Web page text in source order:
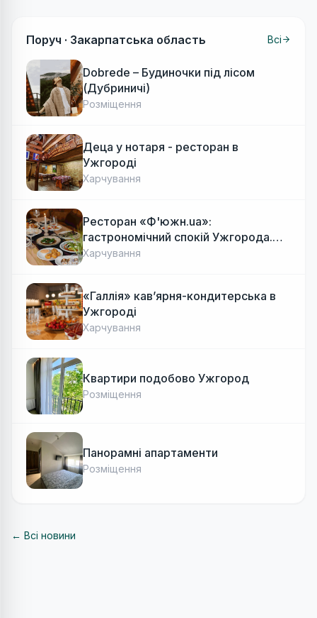
Поруч · Закарпатська область Всі
Dobrede – Будиночки під лісом
(Дубриничі)
Розміщення
Деца у нотаря - ресторан в
Ужгороді
Харчування
Ресторан «Ф'южн.ua»:
гастрономічний спокій Ужгорода.
Авторська локальна кухня, затишок
Харчування
«Галлія» кав’ярня-кондитерська в
Ужгороді
Харчування
Квартири подобово Ужгород
Розміщення
Панорамні апартаменти
Розміщення
← Всі новини